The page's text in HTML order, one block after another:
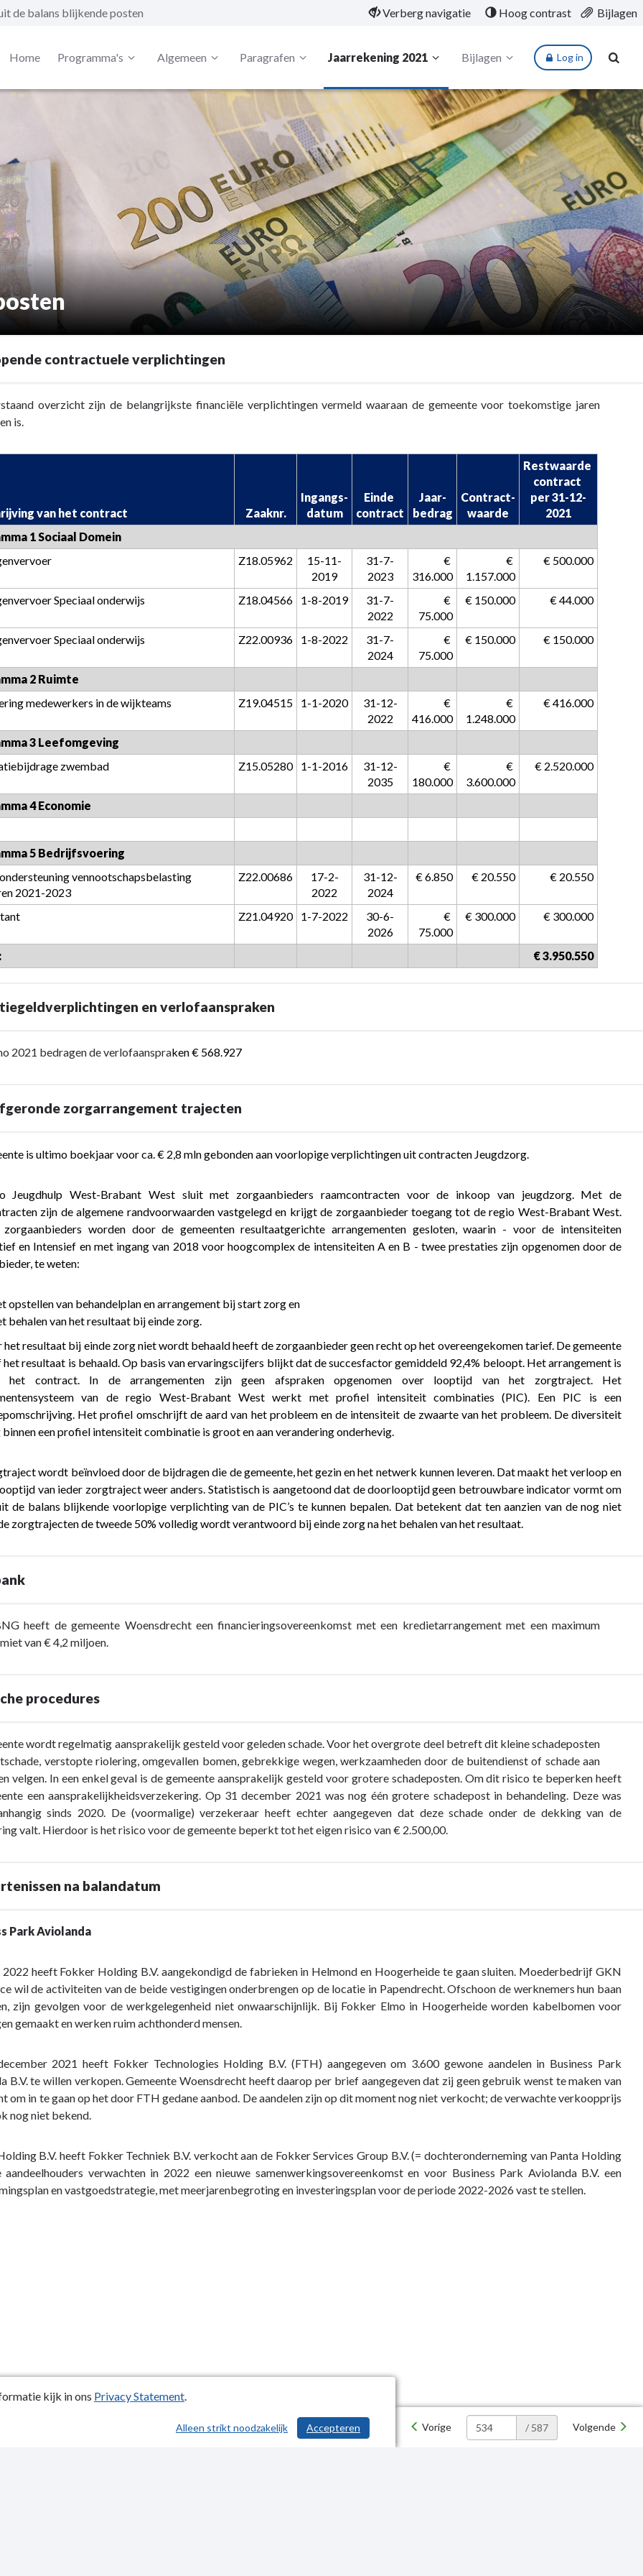
de balans blijkende posten Verberg navigatie Hoog contrast Bijlagen
Home Programma's Algemeen Paragrafen Jaarrekening 2021 Bijlagen Log in
contractuele verplichtingen
overzicht zijn de belangrijkste financiële verplichtingen vermeld waaraan de gemeente voor toekomstige jaren
is.
van het contract Zaaknr.
Ingangs-
datum
Einde
contract
Jaar-
bedrag
Contract-
waarde
Restwaarde
contract
per 31-12-
2021
1 Sociaal Domein
Z18.05962
15-11-
2019
31-7-
2023
316.000
1.157.000
€ 500.000
Speciaal onderwijs Z18.04566 1-8-2019
31-7-
2022
75.000
€ 150.000 € 44.000
Speciaal onderwijs Z22.00936 1-8-2022
31-7-
2024
75.000
€ 150.000 € 150.000
2 Ruimte
medewerkers in de wijkteams
Z19.04515 1-1-2020
31-12-
2022
416.000
1.248.000
€ 416.000
3 Leefomgeving
zwembad
Z15.05280 1-1-2016
31-12-
2035
180.000
3.600.000
€ 2.520.000
4 Economie
5 Bedrijfsvoering
vennootschapsbelasting
2021-2023
Z22.00686
17-2-
2022
31-12-
2024
€ 6.850 € 20.550 € 20.550
Z21.04920 1-7-2022
30-6-
2026
75.000
€ 300.000 € 300.000
€ 3.950.550
en verlofaanspraken
2021 bedragen de verlofaanspraken € 568.927
zorgarrangement trajecten
is ultimo boekjaar voor ca. € 2,8 mlngebonden aan voorlopige verplichtingen uit contracten Jeugdzorg.
Jeugdhulp West-Brabant West sluit met zorgaanbieders raamcontracten voor de inkoop van jeugdzorg. Met de
zijn de algemene randvoorwaarden vastgelegd en krijgt de zorgaanbieder toegang tot de regio West-Brabant West.
worden door de gemeenten resultaatgerichte arrangementen gesloten, waarin - voor de intensiteiten
en Intensief en met ingang van 2018 voor hoogcomplex de intensiteiten A en B - twee prestaties zijn opgenomen door de
te weten:
opstellen van behandelplan en arrangement bij start zorg en
behalen van het resultaat bij einde zorg.
het resultaat bij einde zorg niet wordt behaald heeft de zorgaanbieder geen recht op het overeengekomen tarief. De gemeente
resultaat is behaald. Op basis van ervaringscijfers blijkt dat de succesfactor gemiddeld 92,4% beloopt. Het arrangement is
het contract. In de arrangementen zijn geen afspraken opgenomen over looptijd van het zorgtraject. Het
van de regio West-Brabant West werkt met profiel intensiteit combinaties (PIC). Een PIC is een
Het profiel omschrijft de aard van het probleem en de intensiteit de zwaarte van het probleem. De diversiteit
binnen een profiel intensiteit combinatie is groot en aan verandering onderhevig.
wordt beïnvloed door de bijdragen die de gemeente, het gezin en het netwerk kunnen leveren. Dat maakt het verloop en
van ieder zorgtraject weer anders. Statistisch is aangetoond dat de doorlooptijd geen betrouwbare indicator vormt om
de balans blijkende voorlopige verplichting van de PIC’s te kunnen bepalen. Dat betekent dat ten aanzien van de nog niet
zorgtrajecten de tweede 50% volledig wordt verantwoord bij einde zorg na het behalen van het resultaat.
heeft de gemeente Woensdrecht een financieringsovereenkomst met een kredietarrangement met een maximum
van € 4,2 miljoen.
procedures
wordt regelmatig aansprakelijk gesteld voor geleden schade. Voor het overgrote deel betreft dit kleine schadeposten
verstopte riolering, omgevallen bomen, gebrekkige wegen, werkzaamheden door de buitendienst of schade aan
velgen. In een enkel geval is de gemeente aansprakelijk gesteld voor grotere schadeposten. Om dit risico te beperken heeft
een aansprakelijkheidsverzekering. Op 31 december 2021 was nog één grotere schadepost in behandeling. Deze was
sinds 2020. De (voormalige) verzekeraar heeft echter aangegeven dat deze schade onder de dekking van de
valt. Hierdoor is het risico voor de gemeente beperkt tot het eigen risico van € 2.500,00.
na balandatum
Park Aviolanda
2022 heeft Fokker Holding B.V. aangekondigd de fabrieken in Helmond en Hoogerheide te gaan sluiten. Moederbedrijf GKN
wil de activiteiten van de beide vestigingen onderbrengen op de locatie in Papendrecht. Ofschoon de werknemers hun baan
zijn gevolgen voor de werkgelegenheid niet onwaarschijnlijk. Bij Fokker Elmo in Hoogerheide worden kabelbomen voor
gemaakt en werken ruim achthonderd mensen.
2021 heeft Fokker Technologies Holding B.V. (FTH) aangegeven om 3.600 gewone aandelen in Business Park
B.V. te willen verkopen. Gemeente Woensdrecht heeft daarop per brief aangegeven dat zij geen gebruik wenst te maken van
om in te gaan op het door FTH gedane aanbod. De aandelen zijn op dit moment nog niet verkocht; de verwachte verkoopprijs
nog niet bekend.
B.V. heeft Fokker Techniek B.V. verkocht aan de Fokker Services Group B.V. (= dochteronderneming van Panta Holding
aandeelhouders verwachten in 2022 een nieuwe samenwerkingsovereenkomst en voor Business Park Aviolanda B.V. een
en vastgoedstrategie, met meerjarenbegroting en investeringsplan voor de periode 2022-2026 vast te stellen.
Vorige / 587 Volgende
kijk in ons Privacy Statement.
Accepteren
Alleen strikt noodzakelijk